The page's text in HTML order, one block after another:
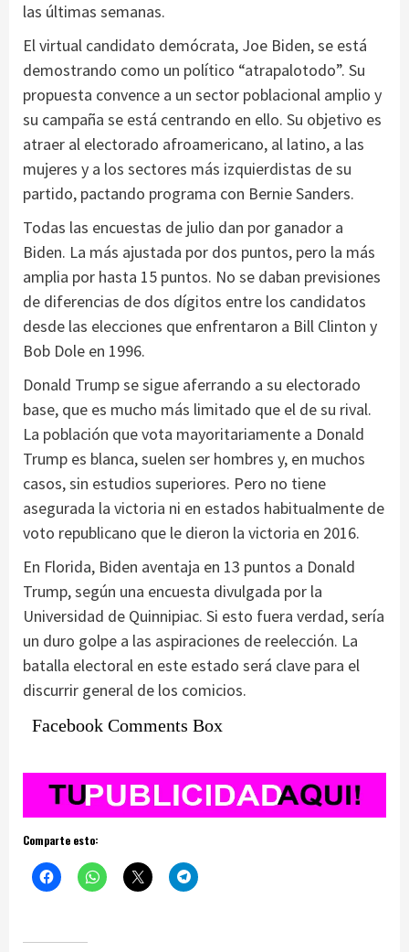
las últimas semanas.
El virtual candidato demócrata, Joe Biden, se está
demostrando como un político “atrapalotodo”. Su
propuesta convence a un sector poblacional amplio y
su campaña se está centrando en ello. Su objetivo es
atraer al electorado afroamericano, al latino, a las
mujeres y a los sectores más izquierdistas de su
partido, pactando programa con Bernie Sanders.
Todas las encuestas de julio dan por ganador a
Biden. La más ajustada por dos puntos, pero la más
amplia por hasta 15 puntos. No se daban previsiones
de diferencias de dos dígitos entre los candidatos
desde las elecciones que enfrentaron a Bill Clinton y
Bob Dole en 1996.
Donald Trump se sigue aferrando a su electorado
base, que es mucho más limitado que el de su rival.
La población que vota mayoritariamente a Donald
Trump es blanca, suelen ser hombres y, en muchos
casos, sin estudios superiores. Pero no tiene
asegurada la victoria ni en estados habitualmente de
voto republicano que le dieron la victoria en 2016.
En Florida, Biden aventaja en 13 puntos a Donald
Trump, según una encuesta divulgada por la
Universidad de Quinnipiac. Si esto fuera verdad, sería
un duro golpe a las aspiraciones de reelección. La
batalla electoral en este estado será clave para el
discurrir general de los comicios.
Facebook Comments Box
Comparte esto: